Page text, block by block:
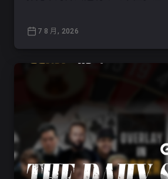
7 8 月, 2026